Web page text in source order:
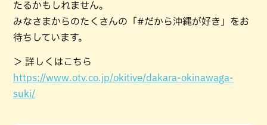
たるかもしれません。
みなさまからのたくさんの「#だから沖縄が好き」をお
待ちしています。
＞ 詳しくはこちら
https://www.otv.co.jp/okitive/dakara-okinawaga-
suki/